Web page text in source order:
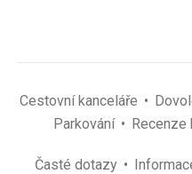
Cestovní kanceláře
Parkování
Recenze
Časté dotazy